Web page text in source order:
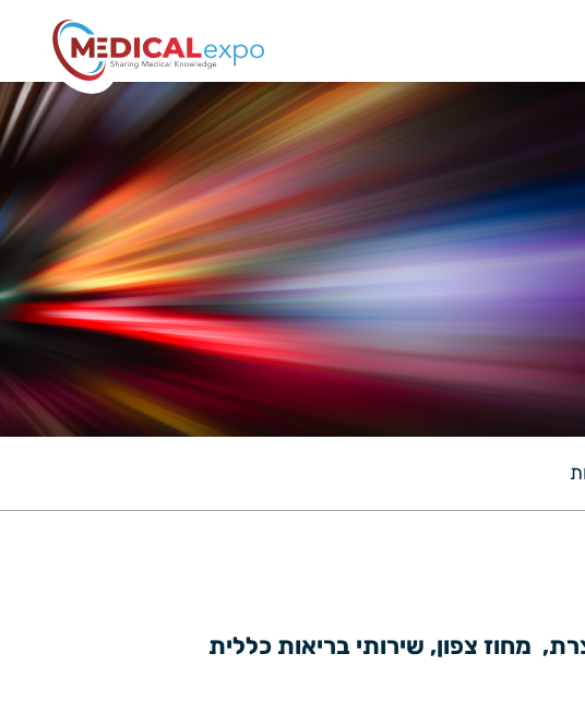
מחוז צפון, שירותי בריאות כללית